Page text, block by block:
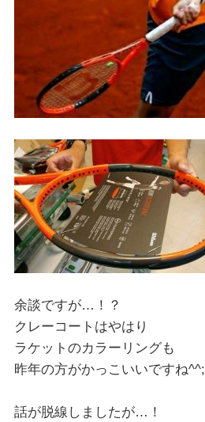
余談ですが…！？
クレーコートはやはり
ラケットのカラーリングも
昨年の方がかっこいいですね^^;
話が脱線しましたが…！